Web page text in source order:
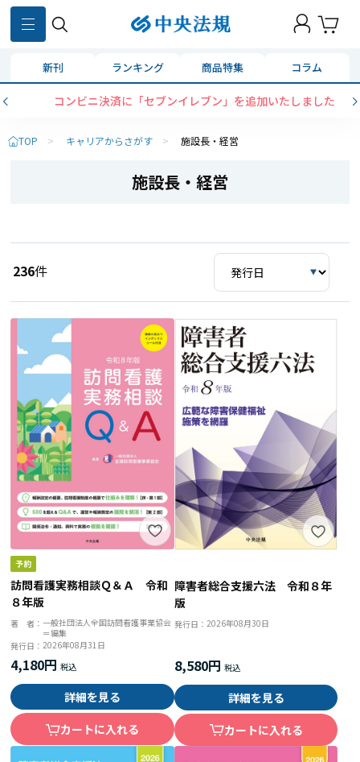
新刊 ランキング 商品特集 コラム
コンビニ決済に「セブンイレブン」を追加いたしました
TOP > キャリアからさがす > 施設長・経営
施設長・経営
236件
訪問看護実務相談Ｑ＆Ａ 令和
８年版
著 者： 一般社団法人全国訪問看護事業協会
＝編集
発行日：2026年08月31日
4,180円
詳細を見る
カートに入れる
障害者総合支援六法 令和８年
版
発行日： 2026年08月30日
8,580円
詳細を見る
カートに入れる